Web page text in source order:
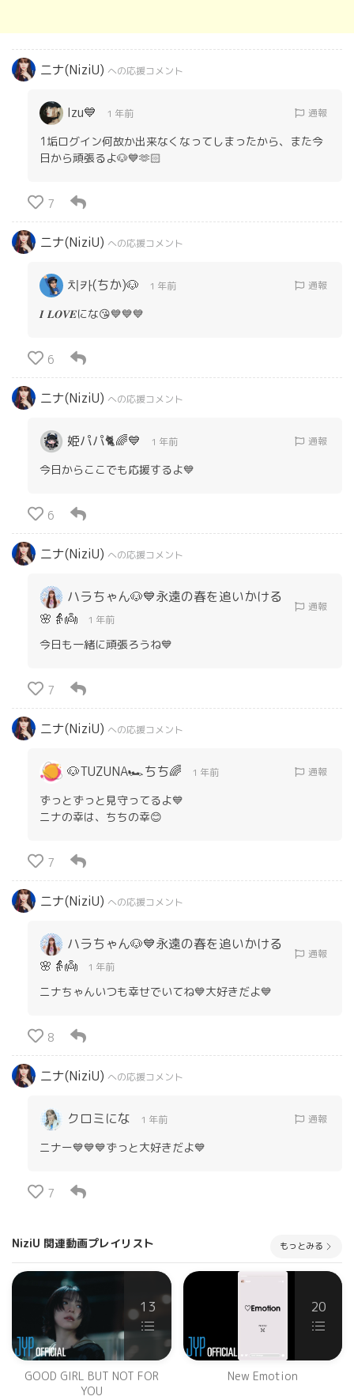
ニナ(NiziU) への応援コメント
Izu💙 1 年前 通報
1垢ログイン何故か出来なくなってしまったから、また今
日から頑張るよ🐶💙🫶🏻
7
ニナ(NiziU) への応援コメント
치카(ちか)🐶 1 年前 通報
𝑰 𝑳𝑶𝑽𝑬にな😘💙💙💙
6
ニナ(NiziU) への応援コメント
姫パパ🐈🌈💙 1 年前 通報
今日からここでも応援するよ💙
6
ニナ(NiziU) への応援コメント
ハラちゃん🐶💙永遠の春を追いかける
🌸👵👼
1 年前
通報
今日も一緒に頑張ろうね💙
7
ニナ(NiziU) への応援コメント
🐶TUZUNA🏎️ちち🌈 1 年前 通報
ずっとずっと見守ってるよ💙
ニナの幸は、ちちの幸😊
7
ニナ(NiziU) への応援コメント
ハラちゃん🐶💙永遠の春を追いかける
🌸👵👼
1 年前
通報
ニナちゃんいつも幸せでいてね💙大好きだよ💙
8
ニナ(NiziU) への応援コメント
クロミにな 1 年前 通報
ニナー💙💙💙ずっと大好きだよ💙
7
NiziU 関連動画プレイリスト もっとみる
13
GOOD GIRL BUT NOT FOR
YOU
20
New Emotion